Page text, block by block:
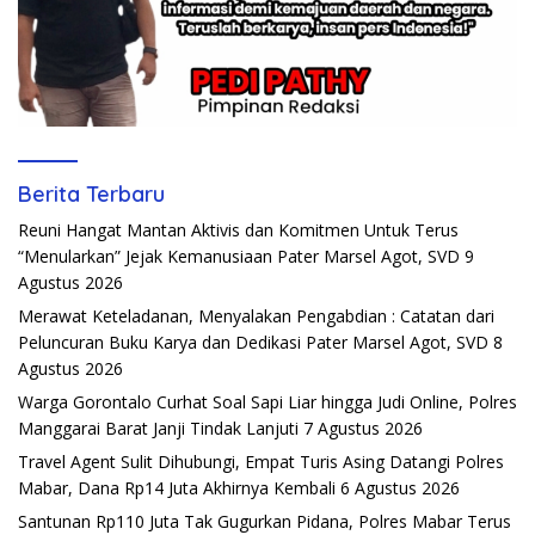
Berita Terbaru
Reuni Hangat Mantan Aktivis dan Komitmen Untuk Terus
“Menularkan” Jejak Kemanusiaan Pater Marsel Agot, SVD 9
Agustus 2026
Merawat Keteladanan, Menyalakan Pengabdian : Catatan dari
Peluncuran Buku Karya dan Dedikasi Pater Marsel Agot, SVD 8
Agustus 2026
Warga Gorontalo Curhat Soal Sapi Liar hingga Judi Online, Polres
Manggarai Barat Janji Tindak Lanjuti 7 Agustus 2026
Travel Agent Sulit Dihubungi, Empat Turis Asing Datangi Polres
Mabar, Dana Rp14 Juta Akhirnya Kembali 6 Agustus 2026
Santunan Rp110 Juta Tak Gugurkan Pidana, Polres Mabar Terus